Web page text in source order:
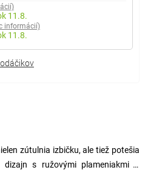
11.8.
informácií)
11.8.
zútulnia izbičku, ale tiež potešia
dizajn s ružovými plameniakmi a